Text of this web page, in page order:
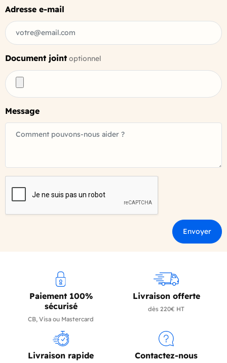
Adresse e-mail
Document joint optionnel
Message
Paiement 100%
sécurisé
CB, Visa ou Mastercard
Livraison offerte
dès 220€ HT
Livraison rapide Contactez-nous